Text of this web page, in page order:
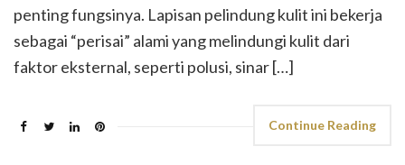
penting fungsinya. Lapisan pelindung kulit ini bekerja
sebagai “perisai” alami yang melindungi kulit dari
faktor eksternal, seperti polusi, sinar […]
Continue Reading